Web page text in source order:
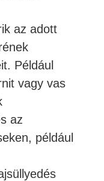
az adott
Például
vagy vas
az
például